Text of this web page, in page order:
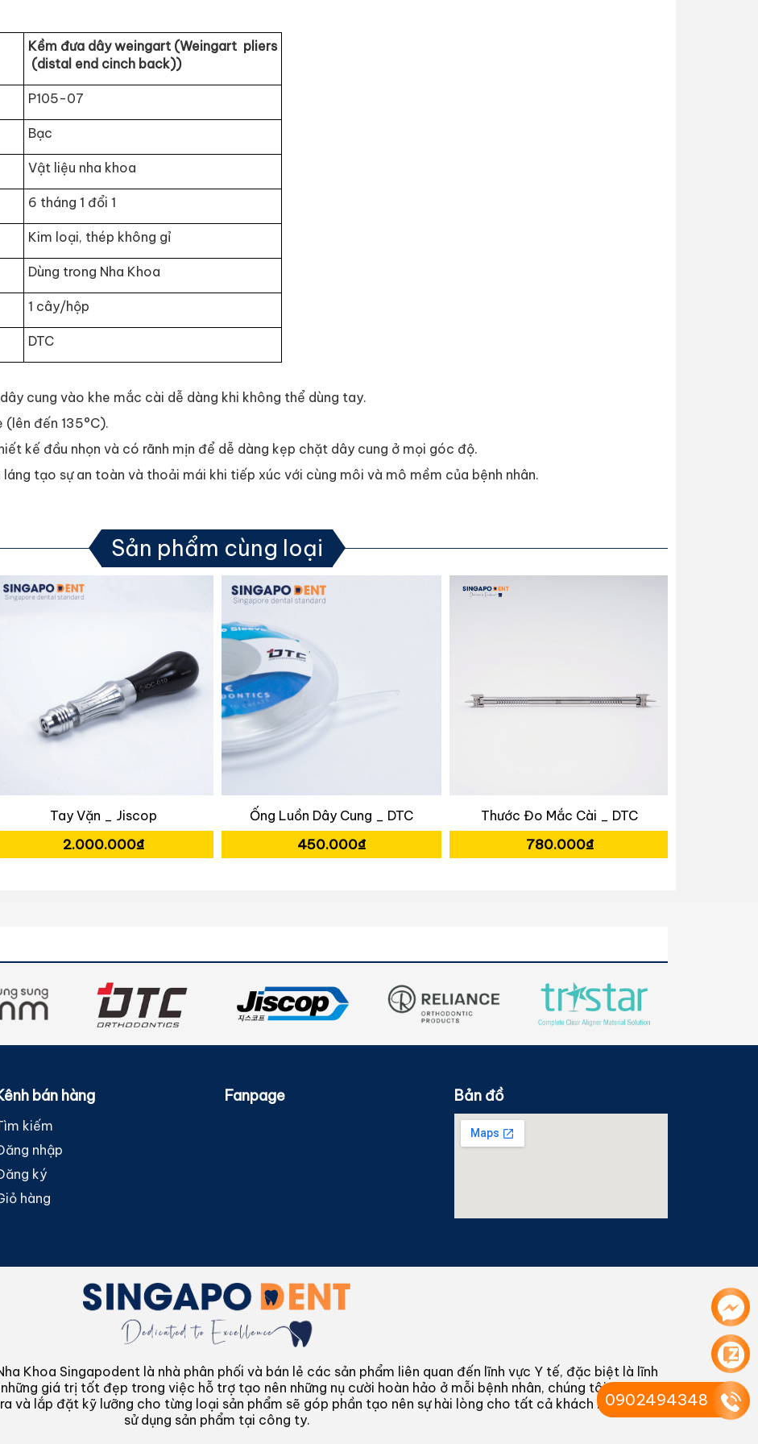
Kềm đưa dây weingart (Weingart pliers
(distal end cinch back))
P105-07
Bạc
Vật liệu nha khoa
6 tháng 1 đổi 1
Kim loại, thép không gỉ
Dùng trong Nha Khoa
1 cây/hộp
DTC
cung vào khe mắc cài dễ dàng khi không thể dùng tay.
đến 135°C).
kế đầu nhọn và có rãnh mịn để dễ dàng kẹp chặt dây cung ở mọi góc độ.
tạo sự an toàn và thoải mái khi tiếp xúc với cùng môi và mô mềm của bệnh nhân.
Sản phẩm cùng loại
Tay Vặn _ Jiscop
2.000.000₫
Ống Luồn Dây Cung _ DTC
450.000₫
Thước Đo Mắc Cài _ DTC
780.000₫
bán hàng
kiếm
nhập
ký
hàng
Fanpage Bản đồ
Khoa Singapodent là nhà phân phối và bán lẻ các sản phẩm liên quan đến lĩnh vực Y tế, đặc biệt là lĩnh
giá trị tốt đẹp trong việc hỗ trợ tạo nên những nụ cười hoàn hảo ở mỗi bệnh nhân, chúng tôi cũng hi
và lắp đặt kỹ lưỡng cho từng loại sản phẩm sẽ góp phần tạo nên sự hài lòng cho tất cả khách hàng đang
sử dụng sản phẩm tại công ty.
0902494348